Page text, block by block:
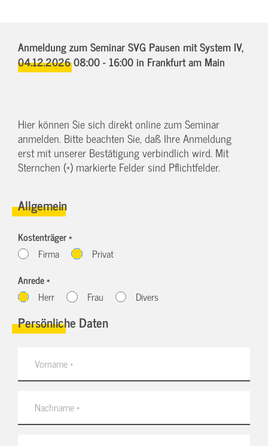
Anmeldung zum Seminar SVG Pausen mit System IV,
04.12.2026 08:00 - 16:00in Frankfurt am Main
Hier können Sie sich direkt online zum Seminar
anmelden. Bitte beachten Sie, daß Ihre Anmeldung
erst mit unserer Bestätigung verbindlich wird. Mit
Sternchen (*) markierte Felder sind Pflichtfelder.
Allgemein
Kostenträger *
Firma
Privat
Anrede *
Herr
Frau Divers
Persönliche Daten